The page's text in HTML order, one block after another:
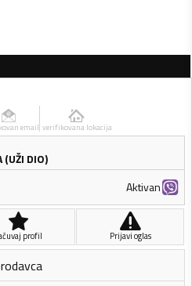
email verifikovana lokacija
(UŽI DIO)
Aktivan
profil Prijavi oglas